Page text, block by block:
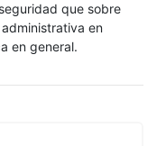
que sobre
en
en general.